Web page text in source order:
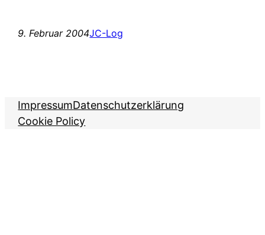
9. Februar 2004JC-Log
ImpressumDatenschutzerklärung
Cookie Policy